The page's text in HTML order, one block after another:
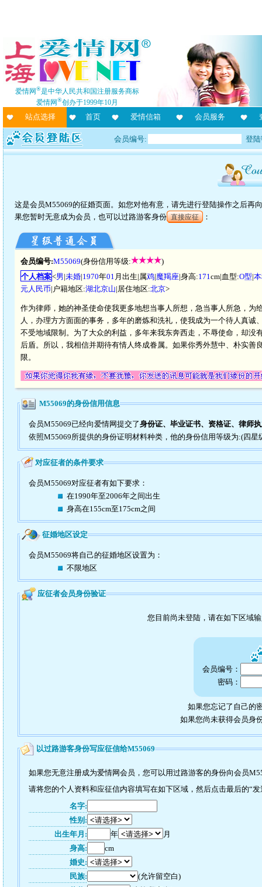
爱情网®是中华人民共和国注册服务商标
爱情网®创办于1999年10月
站点选择 首页 爱情信箱 会员服务
会员编号: 登
这是会员M55069的征婚页面。如您对他有意，请先进行登陆操作之后再
果您暂时无意成为会员，也可以过路游客身份 直接应征 ：
会员编号:M55069(身份信用等级:
)
个人档案<男|未婚|1970年01 月出生|属鸡|魔羯座|身高:171cm|血型:O型|
元人民币|户籍地区:湖北京山|居住地区:北京>
作为律师，她的神圣使命使我更多地想当事人所想，急当事人所急，
人，办理方方面面的事务，多年的磨炼和洗礼，使我成为一个待人真
不受地域限制。为了大众的利益，多年来我东奔西走，不辱使命，却
后盾。所以，我相信并期待有情人终成眷属。如果你秀外慧中、朴实
限。
M55069的身份信用信息
会员M55069已经向爱情网提交了身份证、毕业证书、资格证、律师
依照M55069所提供的身份证明材料种类，他的身份信用等级为:(四星
对应征者的条件要求
会员M55069对应征者有如下要求：
在1990年至2006年之间出生
身高在155cm至175cm之间
征婚地区设定
会员M55069将自己的征婚地区设置为：
不限地区
应征者会员身份验证
您目前尚未登陆，请在如下区域
会员编号：
密码：
如果您忘记了自己的
如果您尚未获得会员身
以过路游客身份写应征信给M55069
如果您无意注册成为爱情网会员，您可以用过路游客的身份向会员
请将您的个人资料和应征信内容填写在如下区域，然后点击最后的“
名字:
性别:
出生年月:
年
月
身高:
cm
婚史:
民族:
(允许留空白)